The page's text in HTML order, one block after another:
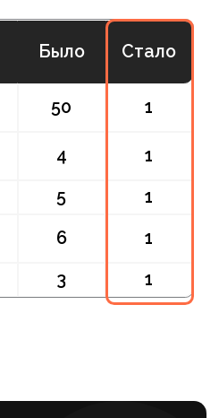
заново
материалам,
услуг